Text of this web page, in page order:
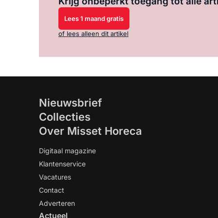
Lees 1 maand gratis
of lees alleen dit artikel
Nieuwsbrief
Collecties
Over Misset Horeca
Digitaal magazine
Klantenservice
Vacatures
Contact
Adverteren
Actueel